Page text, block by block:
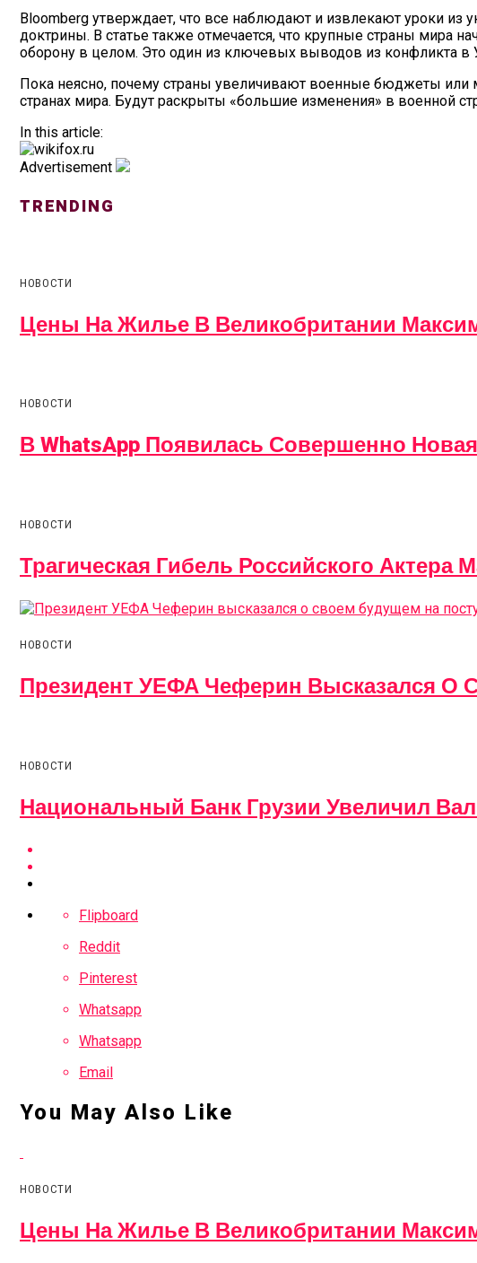
Bloomberg утверждает, что все наблюдают и извлекают уроки из
доктрины. В статье также отмечается, что крупные страны
оборону в целом. Это один из ключевых выводов из конфликта в
Пока неясно, почему страны увеличивают военные бюджеты или
странах мира. Будут раскрыты «большие изменения» в военной
In this article:
Advertisement
TRENDING
НОВОСТИ
Цены На Жилье В Великобритании
НОВОСТИ
В WhatsApp Появилась Совершенно
НОВОСТИ
Трагическая Гибель Российского Актера
НОВОСТИ
Президент УЕФА Чеферин Высказался О
НОВОСТИ
Национальный Банк Грузии Увеличил
Flipboard
Reddit
Pinterest
Whatsapp
Whatsapp
Email
You May Also Like
НОВОСТИ
Цены На Жилье В Великобритании